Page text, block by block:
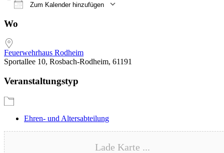
Zum Kalender hinzufügen
Wo
Feuerwehrhaus Rodheim
Sportallee 10, Rosbach-Rodheim, 61191
Veranstaltungstyp
Ehren- und Altersabteilung
Lade Karte ...